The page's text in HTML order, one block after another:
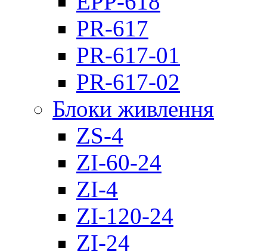
PR-617
PR-617-01
PR-617-02
Блоки живлення
ZS-4
ZI-60-24
ZI-4
ZI-120-24
ZI-24